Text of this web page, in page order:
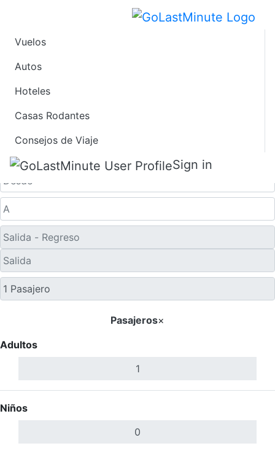
Vuelos
Autos
Hoteles
Casas Rodantes
Consejos de Viaje
Sign in
Vuelos de Último
Wenatchee
Solo ida
Pasajeros×
Adultos
Niños